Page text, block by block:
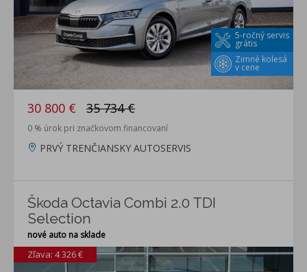
Zimné kolesá
v cene
5-ročný servis
grátis
30 800 € 35 734 €
0 % úrok pri značkovom financovaní
PRVÝ TRENČIANSKY AUTOSERVIS
Škoda Octavia Combi 2.0 TDI
Selection
nové auto na sklade
Zľava: 4 326 €